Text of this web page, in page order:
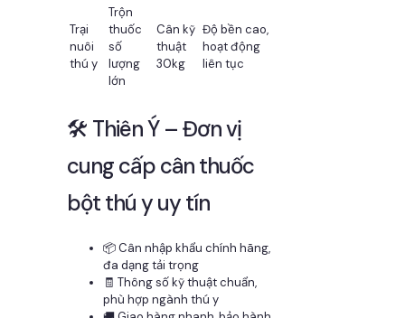
Trại
nuôi
thú y
Trộn
thuốc
số
lượng
lớn
Cân kỹ
thuật
30kg
Độ bền cao,
hoạt động
liên tục
🛠️ Thiên Ý – Đơn vị
cung cấp cân thuốc
bột thú y uy tín
📦 Cân nhập khẩu chính hãng,
đa dạng tải trọng
🧾 Thông số kỹ thuật chuẩn,
phù hợp ngành thú y